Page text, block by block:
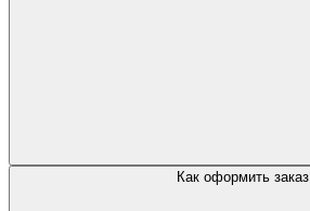
Как оформить заказ